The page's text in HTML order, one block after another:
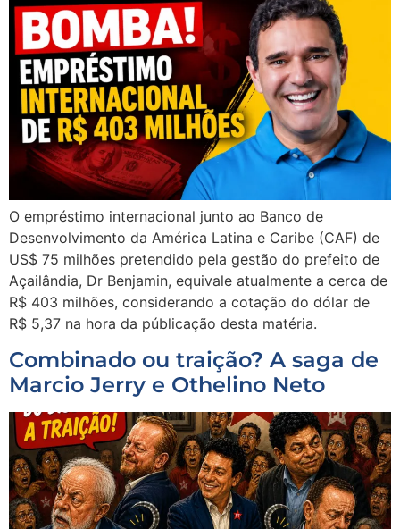
O empréstimo internacional junto ao Banco de
Desenvolvimento da América Latina e Caribe (CAF) de
US$ 75 milhões pretendido pela gestão do prefeito de
Açailândia, Dr Benjamin, equivale atualmente a cerca de
R$ 403 milhões, considerando a cotação do dólar de
R$ 5,37 na hora da públicação desta matéria.
Combinado ou traição? A saga de
Marcio Jerry e Othelino Neto